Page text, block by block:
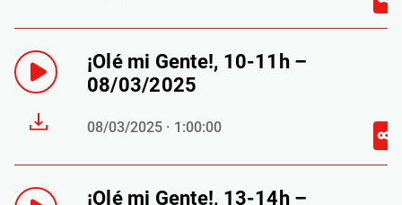
¡Olé mi Gente!, 10-11h –
08/03/2025
08/03/2025 · 1:00:00
¡Olé mi Gente!, 13-14h –